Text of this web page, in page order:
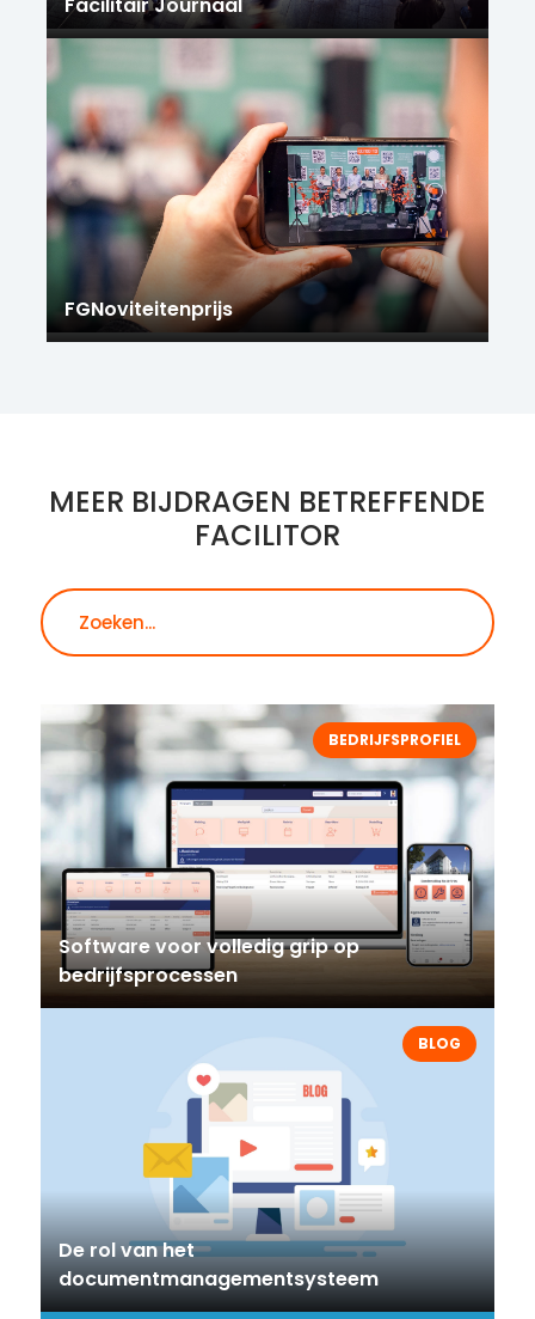
FGNoviteitenprijs
MEER BIJDRAGEN BETREFFENDE
FACILITOR
BEDRIJFSPROFIEL
Software voor volledig grip op
bedrijfsprocessen
BLOG
De rol van het
documentmanagementsysteem